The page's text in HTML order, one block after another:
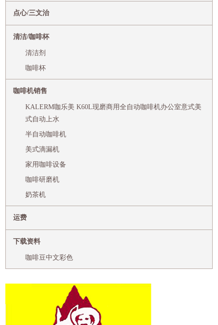
点心/三文治
清洁/咖啡杯
清洁剂
咖啡杯
咖啡机销售
KALERM咖乐美 K60L现磨商用全自动咖啡机办公室意式美
式自动上水
半自动咖啡机
美式滴漏机
家用咖啡设备
咖啡研磨机
奶茶机
运费
下载资料
咖啡豆中文彩色